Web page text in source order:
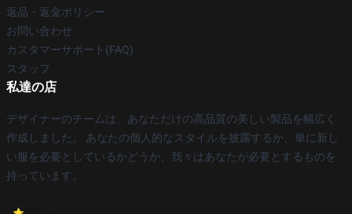
返品・返金ポリシー
お問い合わせ
カスタマーサポート(FAQ)
スタッフ
私達の店
デザイナーのチームは、あなただけの高品質の美しい製品を幅広く
作成しました。 あなたの個人的なスタイルを披露するか、単に新し
い服を必要としているかどうか、我々はあなたが必要とするものを
持っています。